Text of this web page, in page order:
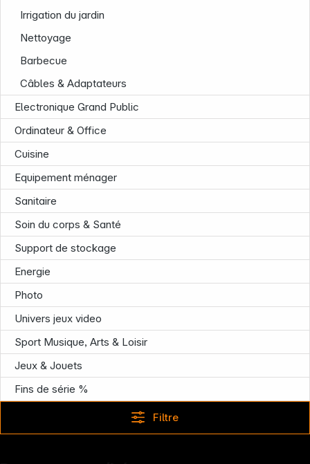
Irrigation du jardin
Nettoyage
Barbecue
Câbles & Adaptateurs
Electronique Grand Public
Ordinateur & Office
Cuisine
Equipement ménager
Sanitaire
Soin du corps & Santé
Support de stockage
Energie
Photo
Univers jeux video
Sport Musique, Arts & Loisir
Jeux & Jouets
Fins de série %
Filtre
Infoterminal